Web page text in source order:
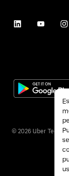
© 2026 Uber